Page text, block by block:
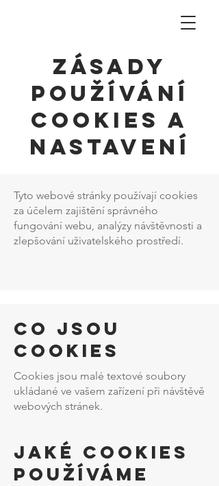
Zásady
používání
cookies a
nastavení
Tyto webové stránky používají cookies
za účelem zajištění správného
fungování webu, analýzy návštěvnosti a
zlepšování uživatelského prostředí.
Co jsou
cookies
Cookies jsou malé textové soubory
ukládané ve vašem zařízení při návštěvě
webových stránek.
Jaké cookies
používáme